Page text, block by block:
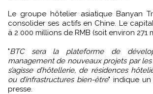
Le groupe hôtelier asiatique Banyan
consolider ses actifs en Chine. Le
à 2 000 millions de RMB (soit environ 271
"BTC sera la plateforme de
management de nouveaux projets par les
s’agisse d’hôtellerie, de résidences
ou d’infrastructures bien-être" indique
presse.